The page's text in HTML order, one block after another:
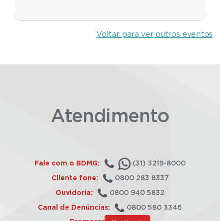
Voltar para ver outros eventos
Atendimento
Fale com o BDMG: (31) 3219-8000
Cliente fone: 0800 283 8337
Ouvidoria: 0800 940 5832
Canal de Denúncias: 0800 580 3346